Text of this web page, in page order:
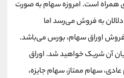
همراه است. امروزه سهام‌ به صورت
به فروش می‌رسد اما
فروش اوراق سهام، بورس می‌باشد.
آن شریک خواهید شد. اوراق
سهام ممتاز، سهام جایزه،